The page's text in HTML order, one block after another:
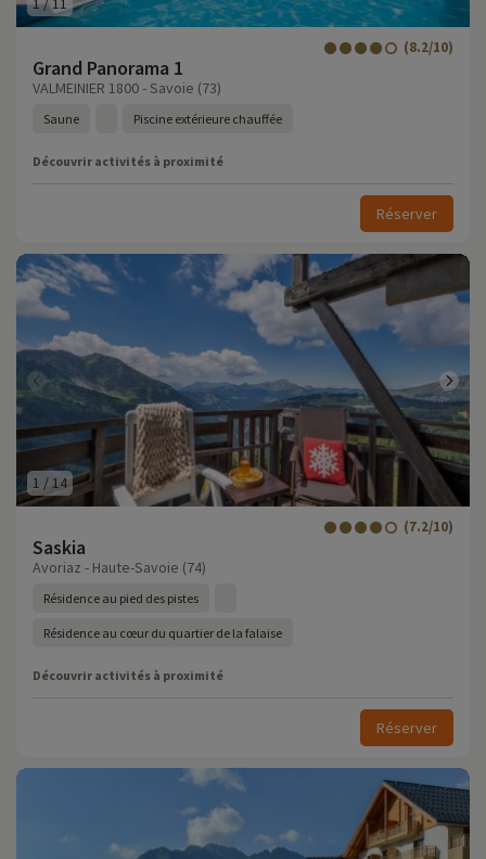
Grand Panorama 1
(8.2/10)
VALMEINIER 1800 - Savoie (73)
Saune Piscine extérieure chauffée
Découvrir activités à proximité
Réserver
1 /14
Saskia
(7.2/10)
Avoriaz - Haute-Savoie (74)
Résidence au pied des pistes
Résidence au cœur du quartier de la falaise
Découvrir activités à proximité
Réserver